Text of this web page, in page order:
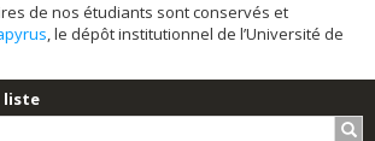
de nos étudiants sont conservés et
, le dépôt institutionnel de l’Université de
liste